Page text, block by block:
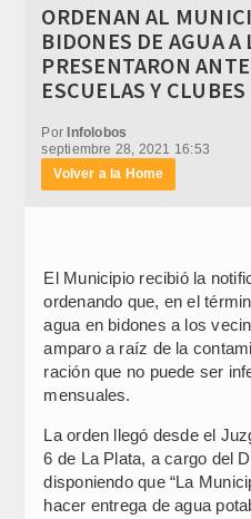
ORDENAN AL
BIDONES DE AGUA A
PRESENTARON
ESCUELAS Y CLUBES
PorInfolobos
septiembre 28, 2021 16:53
Volver a la Home
El Municipio recibió la
ordenando que, en el
agua en bidones a los
amparo a raíz de la
ración que no puede ser
mensuales.
La orden llegó desde el
6 de La Plata, a cargo del
disponiendo que “La
hacer entrega de agua